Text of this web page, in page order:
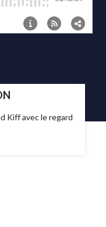
Kiff avec le regard